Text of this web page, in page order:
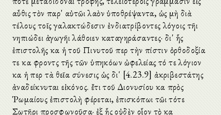
αὖθις τὸν παρ' αὐτῶι λαὸν ὑποθρέψαντα, ὡς μὴ διὰ
τέλους τοῖς γαλακτώδεσιν ἐνδιατρίβοντες λόγοις τῆι
νηπιώδει ἀγωγῆι λάθοιεν καταγηράσαντες· δι' ἧς
ἐπιστολῆς καὶ ἡ τοῦ Πινυτοῦ περὶ τὴν πίστιν ὀρθοδοξία
τε καὶ φροντὶς τῆς τῶν ὑπηκόων ὠφελείας τό τε λόγιον
καὶ ἡ περὶ τὰ θεῖα σύνεσις ὡς δι' [4.23.9] ἀκριβεστάτης
ἀναδείκνυται εἰκόνος. ἔτι τοῦ Διονυσίου καὶ πρὸς
Ῥωμαίους ἐπιστολὴ φέρεται, ἐπισκόπωι τῶι τότε
Σωτῆρι προσφωνοῦσα· ἐξ ἧς οὐδὲν οἷον τὸ καὶ